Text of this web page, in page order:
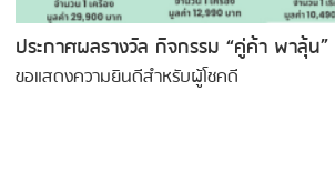
ประกาศผลรางวัล กิจกรรม “คู่ค้า พาลุ้น”
ขอแสดงความยินดีสำหรับผู้โชคดี